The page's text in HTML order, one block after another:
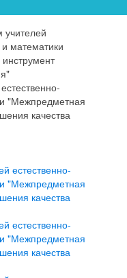
математики
"Межпредметная
качества